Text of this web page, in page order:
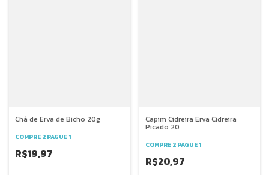
Chá de Erva de Bicho 20g
COMPRE 2 PAGUE 1
R$19,97
Capim Cidreira Erva Cidreira
Picado 20
COMPRE 2 PAGUE 1
R$20,97